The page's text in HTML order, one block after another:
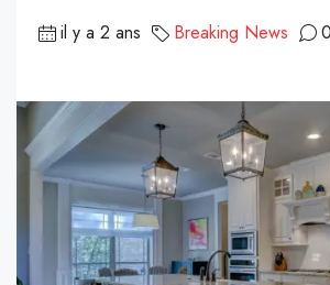
il y a 2 ans Breaking News 0